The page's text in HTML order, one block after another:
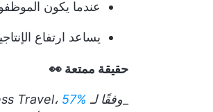
عندما يكون
يساعد ارتفاع
حقيقة ممتعة 👀
وفقًا لـ AMEX Global Business Travel، 57%